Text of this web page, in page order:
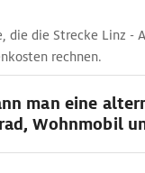
die die Strecke Linz -
rechnen.
man eine
Wohnmobil